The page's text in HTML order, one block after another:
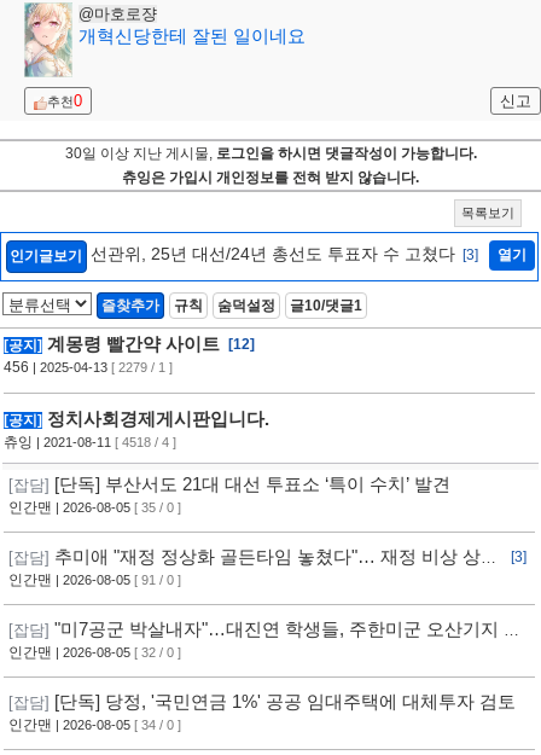
@마호로쟝
개혁신당한테 잘된 일이네요
추천0 신고
30일 이상 지난 게시물, 로그인을 하시면 댓글작성이 가능합니다.
츄잉은 가입시 개인정보를 전혀 받지 않습니다.
목록보기
인기글보기 선관위, 25년 대선/24년 총선도 투표자 수 고쳤다 [3] 열기
즐찾추가 규칙 숨덕설정 글10/댓글1
[공지] 계몽령 빨간약 사이트
[12]
456 | 2025-04-13 [ 2279 / 1 ]
[공지] 정치사회경제게시판입니다.
츄잉 | 2021-08-11 [ 4518 / 4 ]
[잡담] [단독] 부산서도 21대 대선 투표소 ‘특이 수치’ 발견
인간맨 | 2026-08-05 [ 35 / 0 ]
[잡담] 추미애 "재정 정상화 골든타임 놓쳤다"… 재정 비상 상황
선언
[3]
인간맨 | 2026-08-05 [ 91 / 0 ]
[잡담] "미7공군 박살내자"…대진연 학생들, 주한미군 오산기지 무
단침입 [영상]
인간맨 | 2026-08-05 [ 32 / 0 ]
[잡담] [단독] 당정, '국민연금 1%' 공공 임대주택에 대체투자 검토
인간맨 | 2026-08-05 [ 34 / 0 ]